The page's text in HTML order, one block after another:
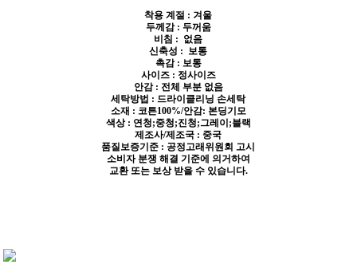
착용 계절 : 겨울
두께감 : 두꺼움
비침 : 없음
신축성 : 보통
촉감 : 보통
사이즈 : 정사이즈
안감 : 전체 부분 없음
세탁방법 : 드라이클리닝 손세탁
소재 : 코튼100%/안감: 본딩기모
색상 : 연청;중청;진청;그레이;블랙
제조사/제조국 : 중국
품질보증기준 : 공정고래위원회 고시
소비자 분쟁 해결 기준에 의거하여
교환 또는 보상 받을 수 있습니다.